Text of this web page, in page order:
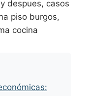
despues, casos
piso burgos,
cocina